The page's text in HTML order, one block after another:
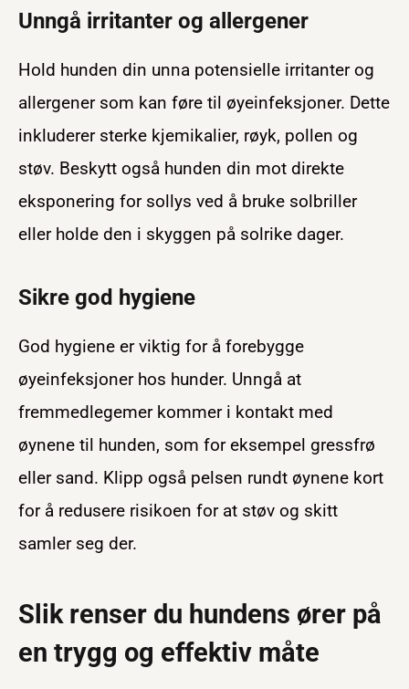
Unngå irritanter og allergener
Hold hunden din unna potensielle irritanter og
allergener som kan føre til øyeinfeksjoner. Dette
inkluderer sterke kjemikalier, røyk, pollen og
støv. Beskytt også hunden din mot direkte
eksponering for sollys ved å bruke solbriller
eller holde den i skyggen på solrike dager.
Sikre god hygiene
God hygiene er viktig for å forebygge
øyeinfeksjoner hos hunder. Unngå at
fremmedlegemer kommer i kontakt med
øynene til hunden, som for eksempel gressfrø
eller sand. Klipp også pelsen rundt øynene kort
for å redusere risikoen for at støv og skitt
samler seg der.
Slik renser du hundens ører på
en trygg og effektiv måte